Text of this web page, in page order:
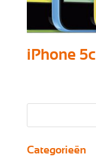
iPhone 5c
Categorieën